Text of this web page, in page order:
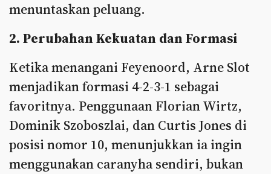
menuntaskan peluang.
2. Perubahan Kekuatan dan Formasi
Ketika menangani Feyenoord, Arne Slot
menjadikan formasi 4-2-3-1 sebagai
favoritnya. Penggunaan Florian Wirtz,
Dominik Szoboszlai, dan Curtis Jones di
posisi nomor 10, menunjukkan ia ingin
menggunakan caranyha sendiri, bukan